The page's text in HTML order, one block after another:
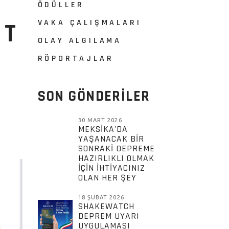
ÖDÜLLER
VAKA ÇALIŞMALARI
OLAY ALGILAMA
RÖPORTAJLAR
SON GÖNDERİLER
30 MART 2026
MEKSIKA'DA
YAŞANACAK BIR
SONRAKI DEPREME
HAZIRLIKLI OLMAK
IÇIN IHTIYACINIZ
OLAN HER ŞEY
18 ŞUBAT 2026
SHAKEWATCH
DEPREM UYARI
UYGULAMASI